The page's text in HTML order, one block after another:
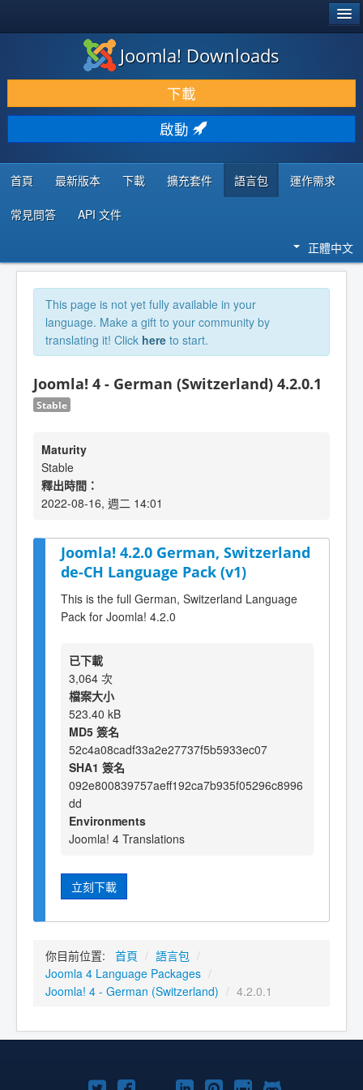
下載 & 擴充
發現 & 學習
社群 & 支援
程式者資源
Joomla! Downloads
下載
啟動
首頁 最新版本 下載 擴充套件 語言包 運作需求
常見問答 API 文件
正體中文
This page is not yet fully available in your
language. Make a gift to your community by
translating it! Click here to start.
Joomla! 4 - German (Switzerland) 4.2.0.1
Stable
Maturity
Stable
釋出時間：
2022-08-16, 週二 14:01
Joomla! 4.2.0 German, Switzerland
de-CH Language Pack (v1)
This is the full German, Switzerland Language
Pack for Joomla! 4.2.0
已下載
3,064 次
檔案大小
523.40 kB
MD5 簽名
52c4a08cadf33a2e27737f5b5933ec07
SHA1 簽名
092e800839757aeff192ca7b935f05296c8996
dd
Environments
Joomla! 4 Translations
立刻下載
你目前位置: 首頁 / 語言包 /
Joomla 4 Language Packages /
Joomla! 4 - German (Switzerland) / 4.2.0.1